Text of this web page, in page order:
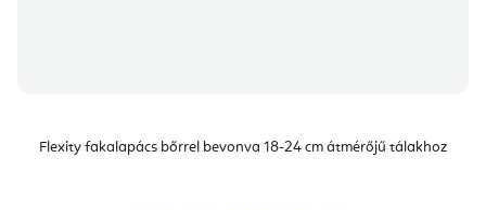
Flexity fakalapács bőrrel bevonva 18-24 cm átmérőjű tálakhoz